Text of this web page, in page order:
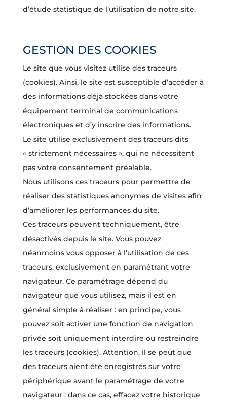
d’étude statistique de l’utilisation de notre site.
GESTION DES COOKIES
Le site que vous visitez utilise des traceurs
(cookies). Ainsi, le site est susceptible d’accéder à
des informations déjà stockées dans votre
équipement terminal de communications
électroniques et d’y inscrire des informations.
Le site utilise exclusivement des traceurs dits
« strictement nécessaires », qui ne nécessitent
pas votre consentement préalable.
Nous utilisons ces traceurs pour permettre de
réaliser des statistiques anonymes de visites afin
d’améliorer les performances du site.
Ces traceurs peuvent techniquement, être
désactivés depuis le site. Vous pouvez
néanmoins vous opposer à l’utilisation de ces
traceurs, exclusivement en paramétrant votre
navigateur. Ce paramétrage dépend du
navigateur que vous utilisez, mais il est en
général simple à réaliser : en principe, vous
pouvez soit activer une fonction de navigation
privée soit uniquement interdire ou restreindre
les traceurs (cookies). Attention, il se peut que
des traceurs aient été enregistrés sur votre
périphérique avant le paramétrage de votre
navigateur : dans ce cas, effacez votre historique